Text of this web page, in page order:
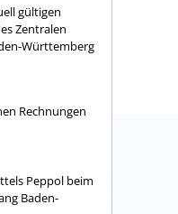
gültigen
Zentralen
Württemberg
Rechnungen
Peppol beim
Baden-